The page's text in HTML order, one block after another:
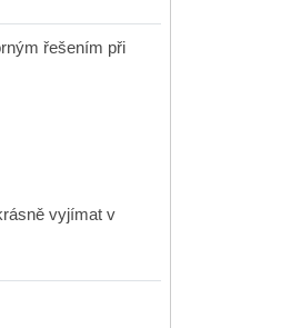
řešením při
vyjímat v